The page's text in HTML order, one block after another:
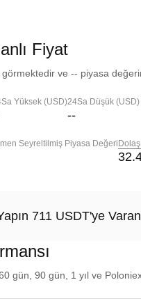
Fiyat
ve -- piyasa
Yüksek (USD)24Sa Düşük (USD)
--
Seyreltilmiş Piyasa Değeri
711 USDT'ye
gün, 90 gün, 1 yıl ve